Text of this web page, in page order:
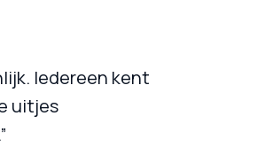
Iedereen kent
uitjes